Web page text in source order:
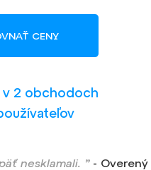
CENY
v 2 obchodoch
nesklamali. ”- Overený